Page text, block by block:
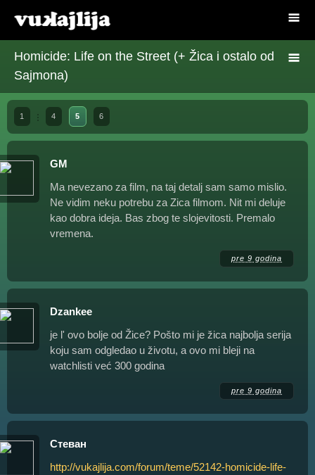
Homicide: Life on the Street (+ Žica i ostalo od
Sajmona)
1 4 5 6
GM
Ma nevezano za film, na taj detalj sam samo mislio.
Ne vidim neku potrebu za Zica filmom. Nit mi deluje
kao dobra ideja. Bas zbog te slojevitosti. Premalo
vremena.
pre 9 godina
Dzankee
je l' ovo bolje od Žice? Pošto mi je žica najbolja serija
koju sam odgledao u životu, a ovo mi bleji na
watchlisti već 300 godina
pre 9 godina
Стеван
http://vukajlija.com/forum/teme/52142-homicide-life-